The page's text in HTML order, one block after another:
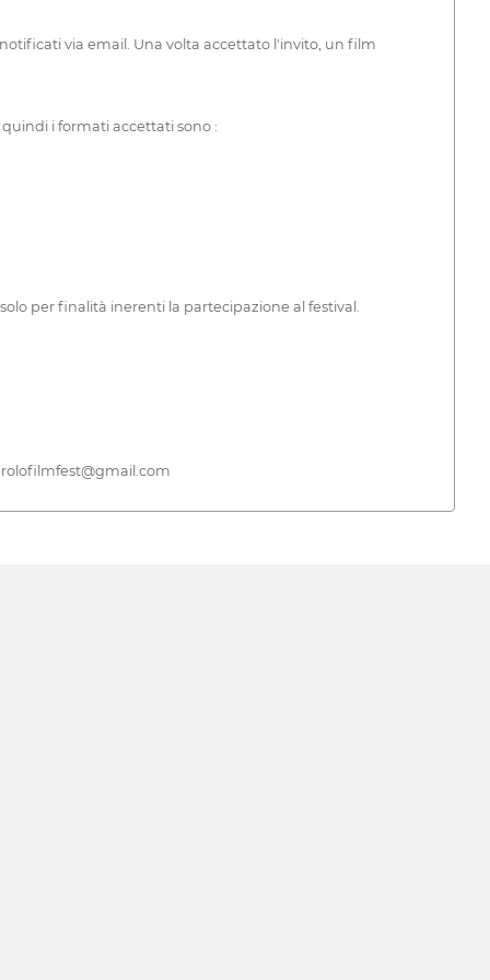
via email. Una volta accettato l'invito, un film
i formati accettati sono :
per finalità inerenti la partecipazione al festival.